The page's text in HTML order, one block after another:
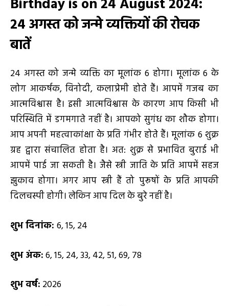
Birthday is on 24 August 2024:
24अगस्त को जन्मे व्यक्तियों की रोचक
बातें
24 अगस्त को जन्मे व्यक्ति का मूलांक 6 होगा। मूलांक 6 के
लोग आकर्षक, विनोदी, कलाप्रेमी होते हैं। आपमें गजब का
आत्मविश्वास है। इसी आत्मविश्वास के कारण आप किसी भी
परिस्थिति में डगमगाते नहीं है। आपको सुगंध का शौक होगा।
आप अपनी महत्वाकांक्षा के प्रति गंभीर होते हैं। मूलांक 6 शुक्र
ग्रह द्वारा संचालित होता है। अत: शुक्र से प्रभावित बुराई भी
आपमें पाई जा सकती है। जैसे स्त्री जाति के प्रति आपमें सहज
झुकाव होगा। अगर आप स्त्री हैं तो पुरूषों के प्रति आपकी
दिलचस्पी होगी। लेकिन आप दिल के बुरे नहीं है।
शुभ दिनांक: 6, 15, 24
शुभ अंक:6, 15, 24, 33, 42, 51, 69, 78
शुभ वर्ष: 2026